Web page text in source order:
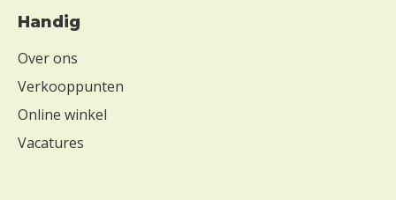
Handig
Over ons
Verkooppunten
Online winkel
Vacatures